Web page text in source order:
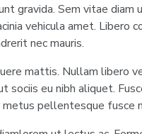
gravida. Sem vitae diam
vehicula amet. Libero
nec mauris.
mattis. Nullam libero
sociis eu nibh aliquet.
pellentesque fusce